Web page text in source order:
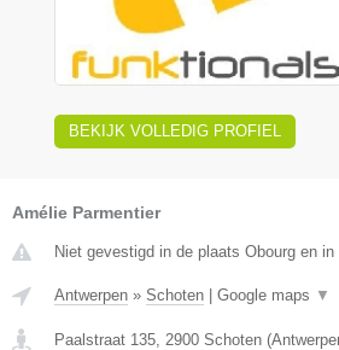
BEKIJK VOLLEDIG PROFIEL
Amélie Parmentier
Niet gevestigd in de plaats Obourg en in
Antwerpen » Schoten Google maps ▼
Paalstraat 135 2900 Schoten (